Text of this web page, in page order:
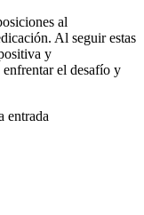
al
Al seguir estas
y
enfrentar el desafío y
entrada